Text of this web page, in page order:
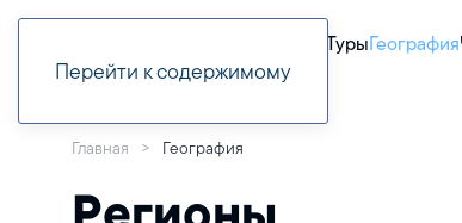
Перейти к содержимому
ТурыГеография
Главная География